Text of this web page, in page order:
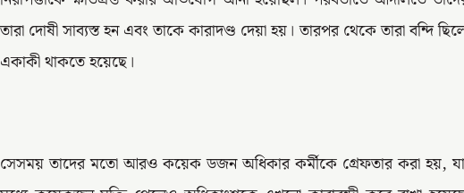
তারা দোষী সাব্যস্ত হন এবং তাকে কারাদণ্ড দেয়া হয়। তারপর থেকে তারা বন্দি
একাকী থাকতে হয়েছে।
সেসময় তাদের মতো আরও কয়েক ডজন অধিকার কর্মীকে গ্রেফতার করা হয়,